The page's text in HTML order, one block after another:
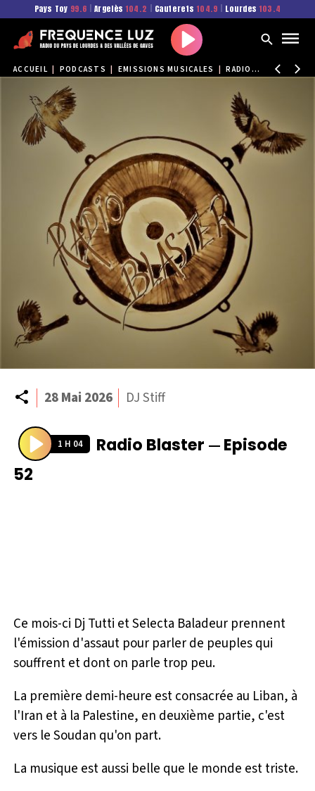
Pays Toy 99.6 Argelès 104.2 Cauterets 104.9 Lourdes 103.4
Play
ACCUEIL PODCASTS EMISSIONS MUSICALES RADIO BLASTER |
Partager
28 Mai 2026 DJ Stiff
P
1 H 04 Radio Blaster —Episode
52
Ce mois-ci Dj Tutti et Selecta Baladeur prennent
l'émission d'assaut pour parler de peuples qui
souffrent et dont on parle trop peu.
La première demi-heure est consacrée au Liban, à
l'Iran et à la Palestine, en deuxième partie, c'est
vers le Soudan qu'on part.
La musique est aussi belle que le monde est triste.